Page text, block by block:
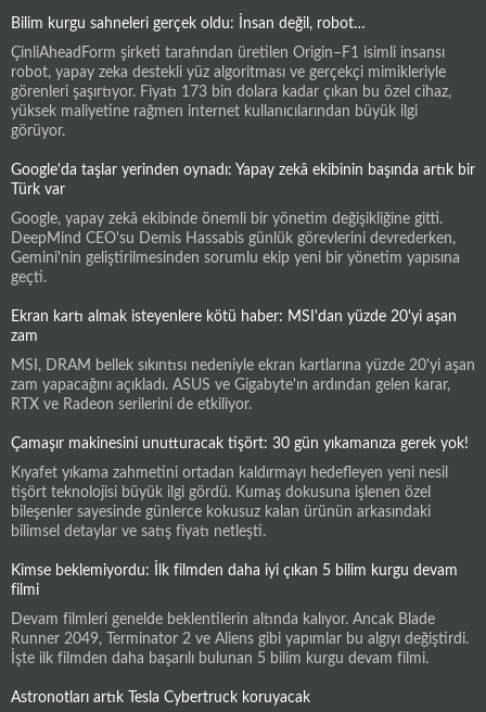
Bilim kurgu sahneleri gerçek oldu: İnsan değil, robot…
ÇinliAheadForm şirketi tarafından üretilen Origin–F1 isimli insansı
robot, yapay zeka destekli yüz algoritması ve gerçekçi mimikleriyle
görenleri şaşırtıyor. Fiyatı 173 bin dolara kadar çıkan bu özel cihaz,
yüksek maliyetine rağmen internet kullanıcılarından büyük ilgi
görüyor.
Google'da taşlar yerinden oynadı: Yapay zekâ ekibinin başında artık bir
Türk var
Google, yapay zekâ ekibinde önemli bir yönetim değişikliğine gitti.
DeepMind CEO'su Demis Hassabis günlük görevlerini devrederken,
Gemini'nin geliştirilmesinden sorumlu ekip yeni bir yönetim yapısına
geçti.
Ekran kartı almak isteyenlere kötü haber: MSI'dan yüzde 20'yi aşan
zam
MSI, DRAM bellek sıkıntısı nedeniyle ekran kartlarına yüzde 20'yi aşan
zam yapacağını açıkladı. ASUS ve Gigabyte'ın ardından gelen karar,
RTX ve Radeon serilerini de etkiliyor.
Çamaşır makinesini unutturacak tişört: 30 gün yıkamanıza gerek yok!
Kıyafet yıkama zahmetini ortadan kaldırmayı hedefleyen yeni nesil
tişört teknolojisi büyük ilgi gördü. Kumaş dokusuna işlenen özel
bileşenler sayesinde günlerce kokusuz kalan ürünün arkasındaki
bilimsel detaylar ve satış fiyatı netleşti.
Kimse beklemiyordu: İlk filmden daha iyi çıkan 5 bilim kurgu devam
filmi
Devam filmleri genelde beklentilerin altında kalıyor. Ancak Blade
Runner 2049, Terminator 2 ve Aliens gibi yapımlar bu algıyı değiştirdi.
İşte ilk filmden daha başarılı bulunan 5 bilim kurgu devam filmi.
Astronotları artık Tesla Cybertruck koruyacak